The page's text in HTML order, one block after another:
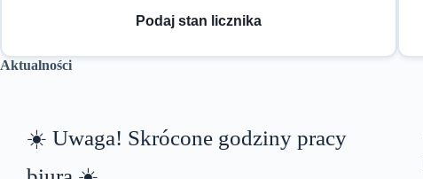
Podaj stan licznika
Aktualności
☀️ Uwaga! Skrócone godziny pracy